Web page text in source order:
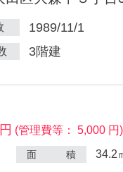
1989/11/1
3階建
(管理費等： 5,000 円)
面 積 34.2